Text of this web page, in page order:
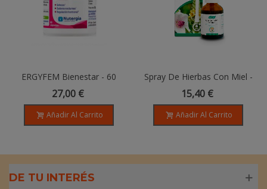
ERGYFEM Bienestar - 60
Cápsulas
27,00 €
Añadir Al Carrito
Spray De Hierbas Con Miel -
30ml
15,40 €
Añadir Al Carrito
DE TU INTERÉS